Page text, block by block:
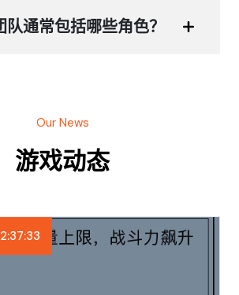
通常包括哪些角色？
Our News
游戏动态